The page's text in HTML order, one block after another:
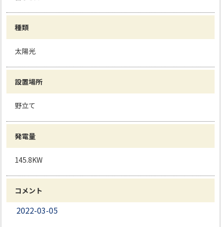
種類
太陽光
設置場所
野立て
発電量
145.8KW
コメント
2022-03-05